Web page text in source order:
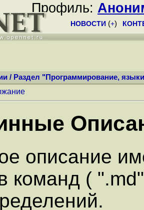
Профиль:
НОВОСТИ (+)
/ Раздел "Программирование,
описание
команд (